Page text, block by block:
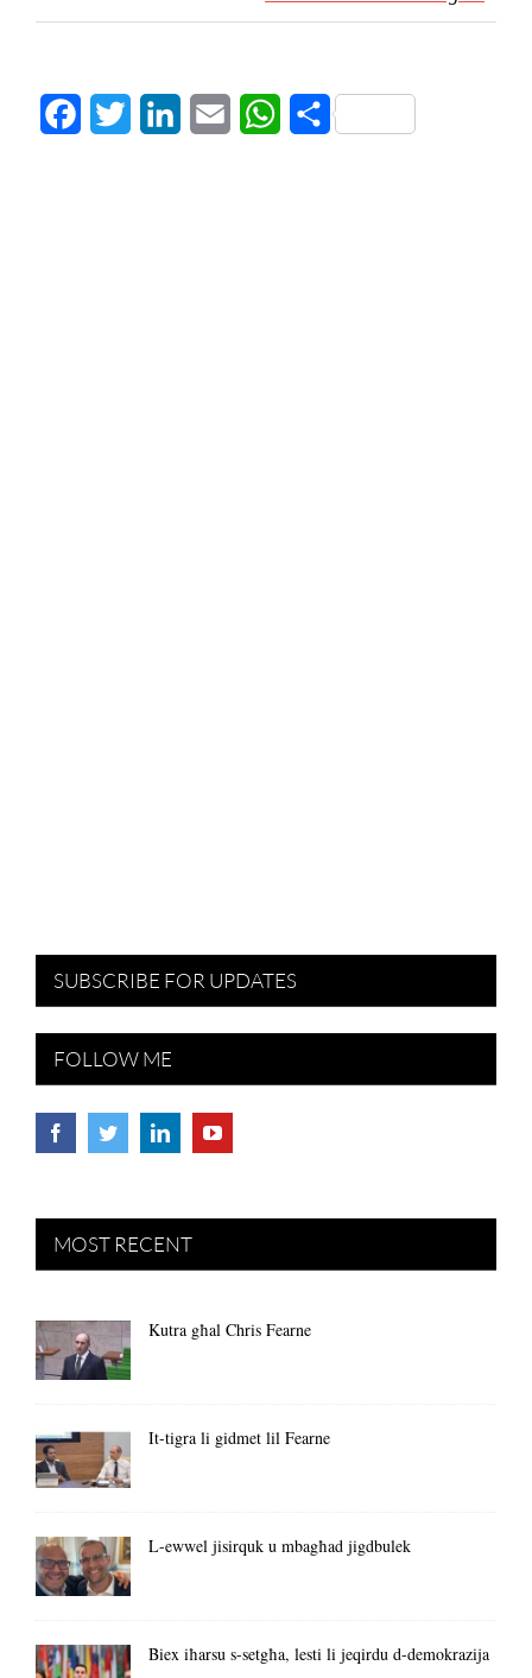
FacebookTwitter LinkedInEmail WhatsApp
Share
SUBSCRIBE FOR UPDATES
FOLLOW ME
MOST RECENT
Kutra għal Chris Fearne
It-tigra li gidmet lil Fearne
L-ewwel jisirquk u mbagħad jigdbulek
Biex iħarsu s-setgħa, lesti li jeqirdu d-demokrazija